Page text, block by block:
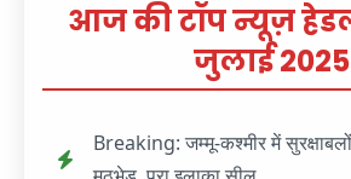
आज की टॉप न्यूज़
जुलाई 2025
Breaking: जम्मू-कश्मीर में